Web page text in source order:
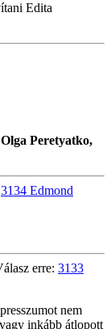
Edita
Olga Peretyatko,
3134 Edmond
erre: 3133
nem
inkább átlopott